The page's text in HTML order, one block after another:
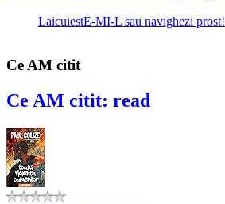
LaicuiestE-MI-L sau navighezi prost!
Ce AM citit
Ce AM citit: read